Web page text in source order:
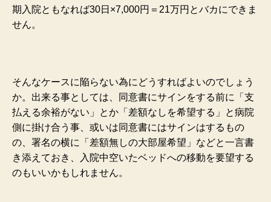
期入院ともなれば30日×7,000円＝21万円とバカにできま
せん。
そんなケースに陥らない為にどうすればよいのでしょう
か。出来る事としては、同意書にサインをする前に「支
払える余裕がない」とか「差額なしを希望する」と病院
側に掛け合う事、或いは同意書にはサインはするもの
の、署名の横に「差額無しの大部屋希望」などと一言書
き添えておき、入院中空いたベッドへの移動を要望する
のもいいかもしれません。